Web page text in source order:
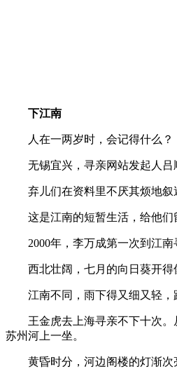
下江南
人在一两岁时，会记得什么？
无锡宜兴，寻亲网站发起人吕
弃儿们在资料里不厌其烦地叙述
这是江南的短暂生活，给他们
2000年，李万成第一次到江南
西北壮阔，七月的向日葵开得像
江南不同，雨下得又细又轻，路
王金虎去上海寻亲不下十次。从
苏州河上一坐。
黄昏时分，河边阁楼的灯渐次亮